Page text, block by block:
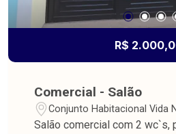
R$
Comercial - Salão
Conjunto Habitacional Vida
Salão comercial com 2 wc`s,